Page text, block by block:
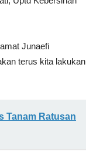
Junaefi
terus kita lakukan
Tanam Ratusan